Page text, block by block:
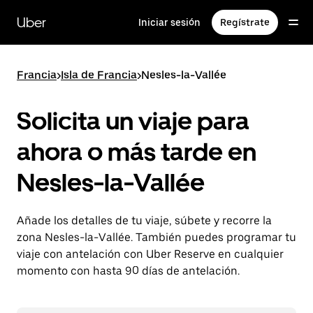
contenido
principal
Uber Iniciar sesión Regístrate
Francia>Isla de Francia>Nesles-la-Vallée
Solicita un viaje para
ahora o más tarde en
Nesles-la-Vallée
Añade los detalles de tu viaje, súbete y recorre la
zona Nesles-la-Vallée. También puedes programar tu
viaje con antelación con Uber Reserve en cualquier
momento con hasta 90 días de antelación.